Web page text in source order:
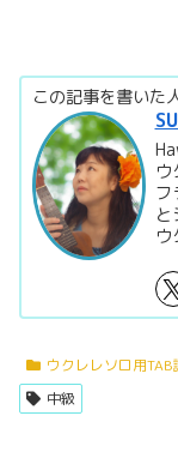
この記事を書いた
フ
と
ウクレレソロ用TAB
中級